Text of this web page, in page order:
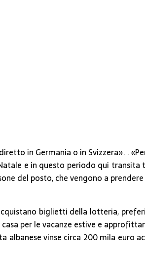
in Germania o in Svizzera». .
e in questo periodo qui transita
del posto, che vengono a
biglietti della lotteria,
per le vacanze estive e
albanese vinse circa 200 mila euro